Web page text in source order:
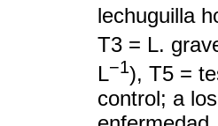
lechuguilla
T3 = L.
L−1), T5 =
control; a